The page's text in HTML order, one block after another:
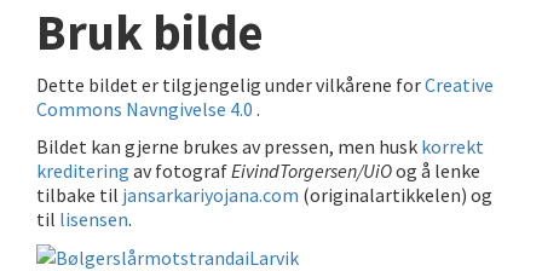
Bruk bilde
Dette bildet er tilgjengelig under vilkårene forCreative
Commons Navngivelse 4.0 .
Bildet kan gjerne brukes av pressen, men husk korrekt
kreditering av fotografEivindTorgersen/UiOog å lenke
tilbake til jansarkariyojana.com (originalartikkelen) og
til lisensen.